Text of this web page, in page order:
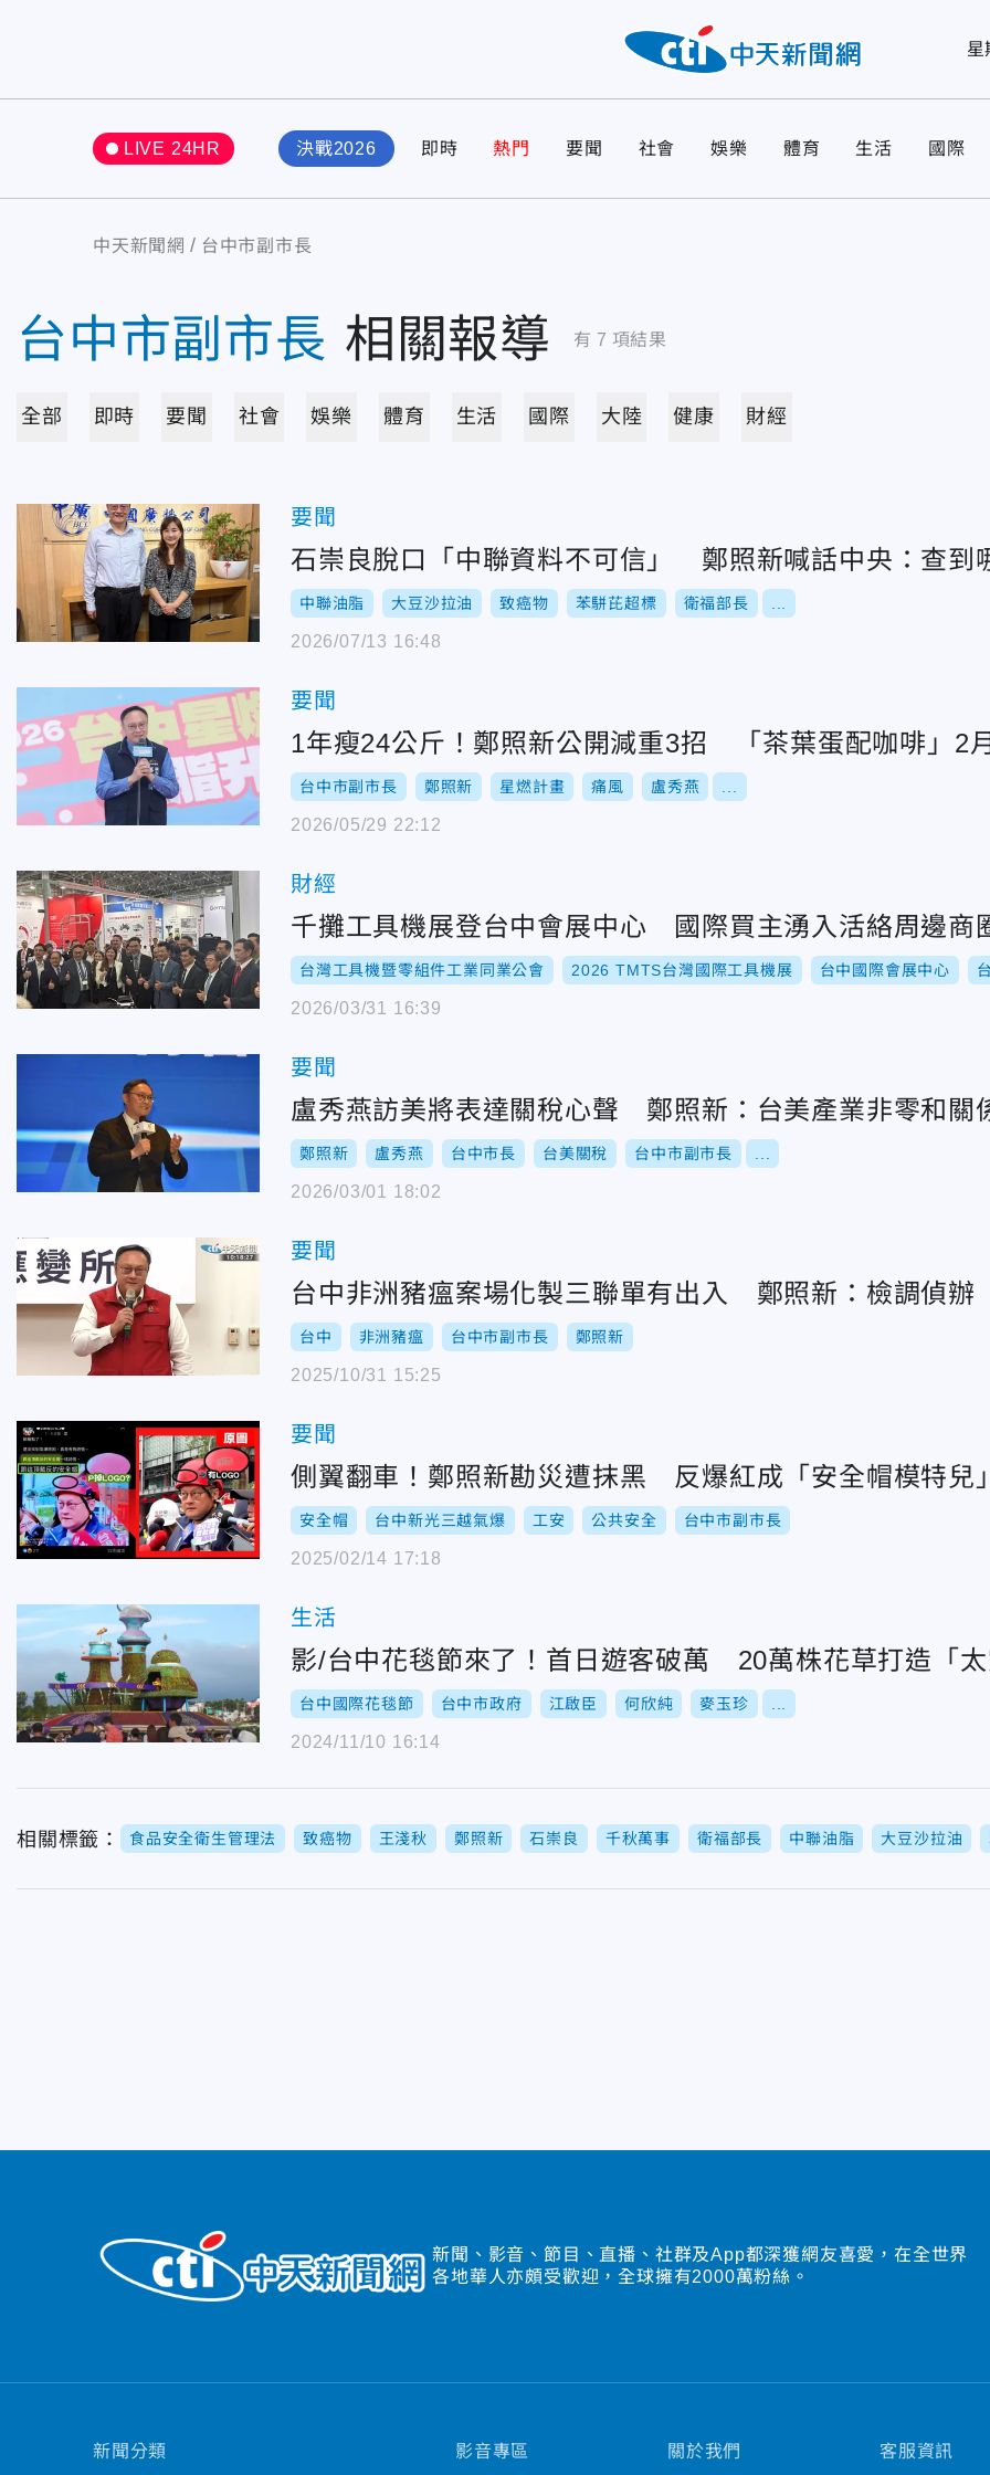
星
LIVE 24HR 決戰2026 即時 熱門 要聞 社會 娛樂 體育 生活 國際
中天新聞網 台中市副市長
台中市副市長 相關報導 有 7 項結果
全部 即時 要聞 社會 娛樂 體育 生活 國際 大陸 健康 財經
要聞
石崇良脫口「中聯資料不可信」 鄭照新喊話中央：查到
中聯油脂 大豆沙拉油 致癌物 苯駢芘超標 衛福部長
2026/07/13 16:48
要聞
1年瘦24公斤！鄭照新公開減重3招 「茶葉蛋配咖啡」2
台中市副市長 鄭照新 星燃計畫 痛風 盧秀燕
2026/05/29 22:12
財經
千攤工具機展登台中會展中心 國際買主湧入活絡周邊商
台灣工具機暨零組件工業同業公會 2026 TMTS台灣國際工具機展 台中國際會展中心
2026/03/31 16:39
要聞
盧秀燕訪美將表達關稅心聲 鄭照新：台美產業非零和關
鄭照新 盧秀燕 台中市長 台美關稅 台中市副市長
2026/03/01 18:02
要聞
台中非洲豬瘟案場化製三聯單有出入 鄭照新：檢調偵辦
台中 非洲豬瘟 台中市副市長 鄭照新
2025/10/31 15:25
要聞
側翼翻車！鄭照新勘災遭抹黑 反爆紅成「安全帽模特兒
安全帽 台中新光三越氣爆 工安 公共安全 台中市副市長
2025/02/14 17:18
生活
影/台中花毯節來了！首日遊客破萬 20萬株花草打造「
台中國際花毯節 台中市政府 江啟臣 何欣純 麥玉珍
2024/11/10 16:14
相關標籤： 食品安全衛生管理法 致癌物 王淺秋 鄭照新 石崇良 千秋萬事 衛福部長 中聯油脂 大豆沙拉油
新聞、影音、節目、直播、社群及App都深獲網友喜愛，在全世界
各地華人亦頗受歡迎，全球擁有2000萬粉絲。
新聞分類 影音專區 關於我們 客服資訊